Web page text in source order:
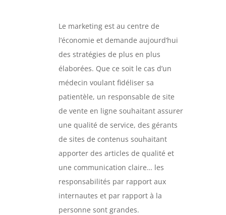
Le marketing est au centre de
l’économie et demande aujourd’hui
des stratégies de plus en plus
élaborées. Que ce soit le cas d’un
médecin voulant fidéliser sa
patientèle, un responsable de site
de vente en ligne souhaitant assurer
une qualité de service, des gérants
de sites de contenus souhaitant
apporter des articles de qualité et
une communication claire… les
responsabilités par rapport aux
internautes et par rapport à la
personne sont grandes.